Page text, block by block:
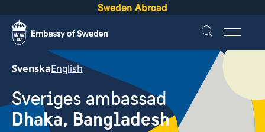
Sweden Abroad
SvenskaEnglish
Sveriges ambassad
Dhaka, Bangladesh